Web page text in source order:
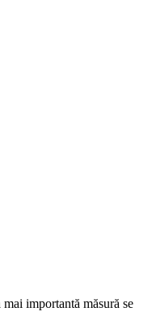
importantă măsură se